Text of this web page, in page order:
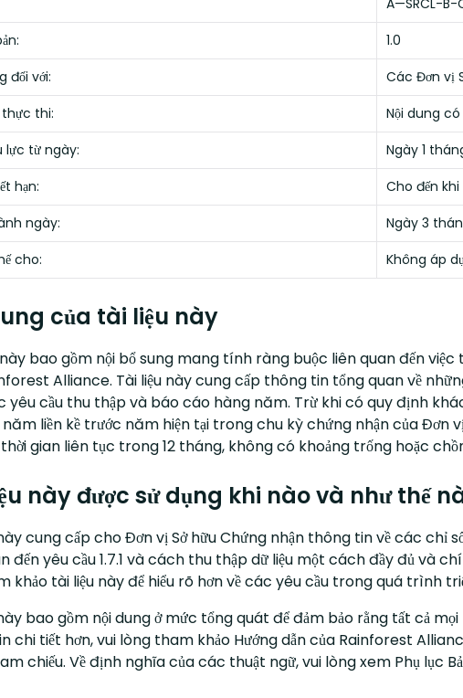
A—SRCL-B-
1.0
đối với:
Các Đơn vị
thực thi:
Nội dung
lực từ ngày:
Ngày 1
hạn:
Cho đến
ngày:
Ngày 3
cho:
Không áp
của tài liệu này
bao gồm nội bổ sung mang tính ràng buộc liên quan đến việc
Alliance. Tài liệu này cung cấp thông tin tổng quan về
yêu cầu thu thập và báo cáo hàng năm. Trừ khi có quy định
liền kề trước năm hiện tại trong chu kỳ chứng nhận của Đơn
gian liên tục trong 12 tháng, không có khoảng trống hoặc
này được sử dụng khi nào và như thế
cung cấp cho Đơn vị Sở hữu Chứng nhận thông tin về các chỉ
đến yêu cầu 1.7.1 và cách thu thập dữ liệu một cách đầy đủ và
khảo tài liệu này để hiểu rõ hơn về các yêu cầu trong quá trình
bao gồm nội dung ở mức tổng quát để đảm bảo rằng tất cả
chi tiết hơn, vui lòng tham khảo Hướng dẫn của Rainforest
chiếu. Về định nghĩa của các thuật ngữ, vui lòng xem Phụ lục